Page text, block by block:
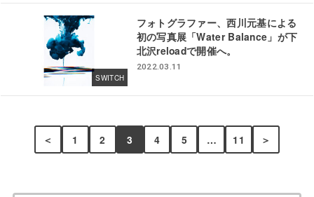
SWITCH
フォトグラファー、西川元基による
初の写真展「Water Balance」が下
北沢reloadで開催へ。
2022.03.11
＜ 1 2 3 4 5 … 11 ＞